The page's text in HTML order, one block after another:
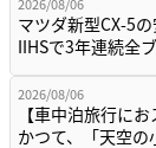
マツダ新型CX-5
IIHSで3年連続全
2026/08/06
【車中泊旅行に
かつて、「天空